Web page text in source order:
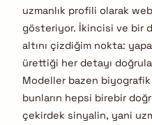
uzmanlık profili olarak
gösteriyor. İkincisi ve bir
altını çizdiğim nokta:
ürettiği her detayı
Modeller bazen biyografik
bunların hepsi birebir
çekirdek sinyalin, yani